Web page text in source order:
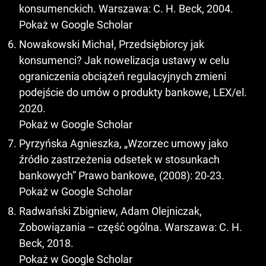
konsumenckich. Warszawa: C. H. Beck, 2004.
Pokaż w Google Scholar
Nowakowski Michał, Przedsiębiorcy jak
konsumenci? Jak nowelizacja ustawy w celu
ograniczenia obciążeń regulacyjnych zmieni
podejście do umów o produkty bankowe, LEX/el.
2020.
Pokaż w Google Scholar
Pyrzyńska Agnieszka, „Wzorzec umowy jako
źródło zastrzeżenia odsetek w stosunkach
bankowych” Prawo bankowe, (2008): 20-23.
Pokaż w Google Scholar
Radwański Zbigniew, Adam Olejniczak,
Zobowiązania – część ogólna. Warszawa: C. H.
Beck, 2018.
Pokaż w Google Scholar